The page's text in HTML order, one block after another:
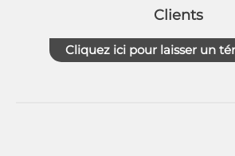
Clients
Cliquez ici pour laisser un